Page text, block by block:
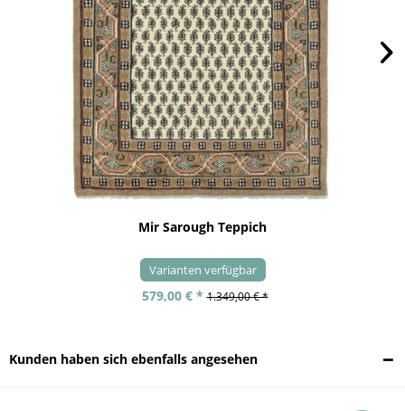
Mir Sarough Teppich
Varianten verfügbar
579,00 € * 1.349,00 € *
Kunden haben sich ebenfalls angesehen